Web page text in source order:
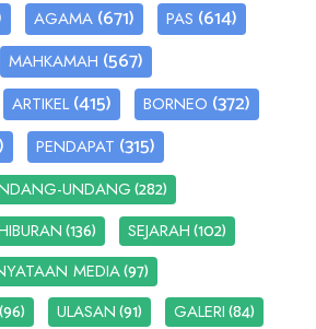
AGAMA (671) PAS (614)
MAHKAMAH (567)
ARTIKEL (415) BORNEO (372)
PENDAPAT (315)
UNDANG(282)
(136) SEJARAH(102)
MEDIA(97)
(96) ULASAN(91) GALERI(84)